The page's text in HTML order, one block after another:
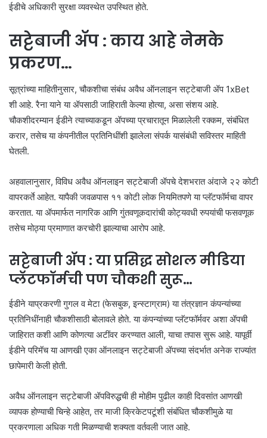
ईडीचे अधिकारी सुरक्षा व्यवस्थेत उपस्थित होते.
सट्टेबाजी ॲप : काय आहे नेमके
प्रकरण…
सूत्रांच्या माहितीनुसार, चौकशीचा संबंध अवैध ऑनलाइन सट्टेबाजी ॲप 1xBet
शी आहे. रैना याने या ॲपसाठी जाहिराती केल्या होत्या, असा संशय आहे.
चौकशीदरम्यान ईडीने त्याच्याकडून ॲपच्या प्रचारातून मिळालेली रक्कम, संबंधित
करार, तसेच या कंपनीतील प्रतिनिधींशी झालेला संपर्क यासंबंधी सविस्तर माहिती
घेतली.
अहवालानुसार, विविध अवैध ऑनलाइन सट्टेबाजी ॲपचे देशभरात अंदाजे २२ कोटी
वापरकर्ते आहेत. यापैकी जवळपास ११ कोटी लोक नियमितपणे या प्लॅटफॉर्मचा वापर
करतात. या ॲपमार्फत नागरिक आणि गुंतवणूकदारांची कोट्यवधी रुपयांची फसवणूक
तसेच मोठ्या प्रमाणात करचोरी झाल्याचा आरोप आहे.
सट्टेबाजी ॲप : या प्रसिद्ध सोशल मीडिया
प्लॅटफॉर्मची पण चौकशी सुरू…
ईडीने याप्रकरणी गुगल व मेटा (फेसबुक, इन्स्टाग्राम) या तंत्रज्ञान कंपन्यांच्या
प्रतिनिधींनाही चौकशीसाठी बोलावले होते. या कंपन्यांच्या प्लॅटफॉर्मवर अशा ॲपची
जाहिरात कशी आणि कोणत्या अटींवर करण्यात आली, याचा तपास सुरू आहे. यापूर्वी
ईडीने परिमॅच या आणखी एका ऑनलाइन सट्टेबाजी ॲपच्या संदर्भात अनेक राज्यांत
छापेमारी केली होती.
अवैध ऑनलाइन सट्टेबाजी ॲपविरुद्धची ही मोहीम पुढील काही दिवसांत आणखी
व्यापक होण्याची चिन्हे आहेत, तर माजी क्रिकेटपटूंशी संबंधित चौकशीमुळे या
प्रकरणाला अधिक गती मिळण्याची शक्यता वर्तवली जात आहे.